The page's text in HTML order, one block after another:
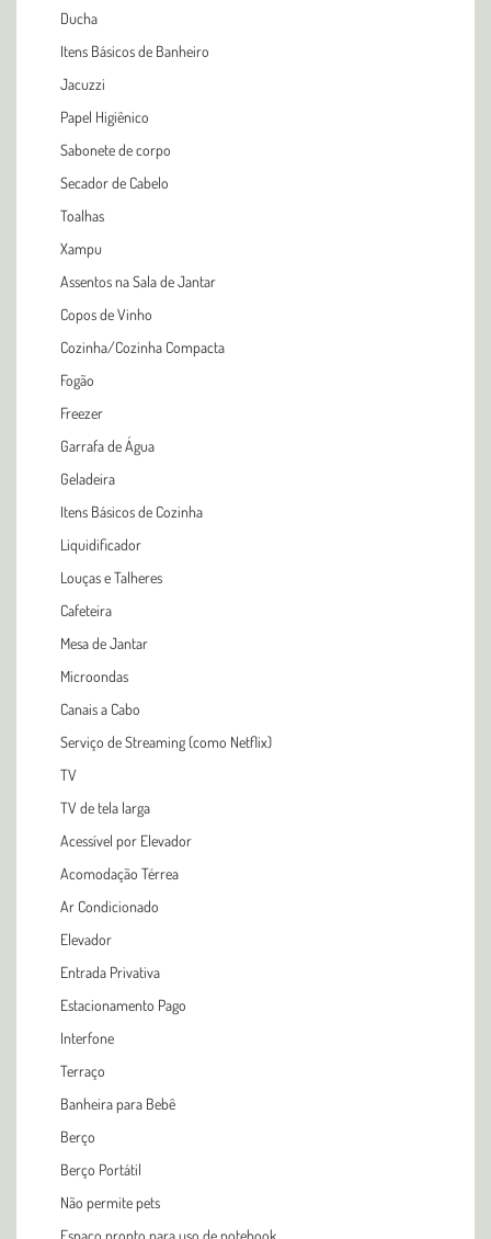
Ducha
Itens Básicos de Banheiro
Jacuzzi
Papel Higiênico
Sabonete de corpo
Secador de Cabelo
Toalhas
Xampu
Assentos na Sala de Jantar
Copos de Vinho
Cozinha/Cozinha Compacta
Fogão
Freezer
Garrafa de Água
Geladeira
Itens Básicos de Cozinha
Liquidificador
Louças e Talheres
Cafeteira
Mesa de Jantar
Microondas
Canais a Cabo
Serviço de Streaming (como Netflix)
TV
TV de tela larga
Acessível por Elevador
Acomodação Térrea
Ar Condicionado
Elevador
Entrada Privativa
Estacionamento Pago
Interfone
Terraço
Banheira para Bebê
Berço
Berço Portátil
Não permite pets
Espaço pronto para uso de notebook